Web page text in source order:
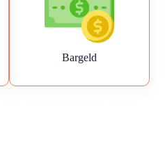
Bargeld